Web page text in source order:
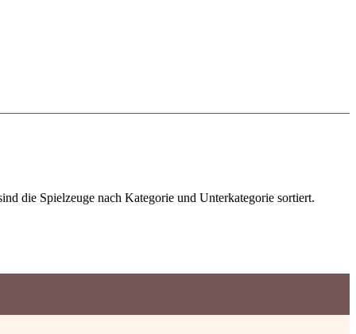
die Spielzeuge nach Kategorie und Unterkategorie sortiert.